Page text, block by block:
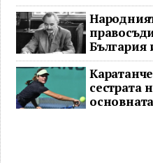
България
сестрата